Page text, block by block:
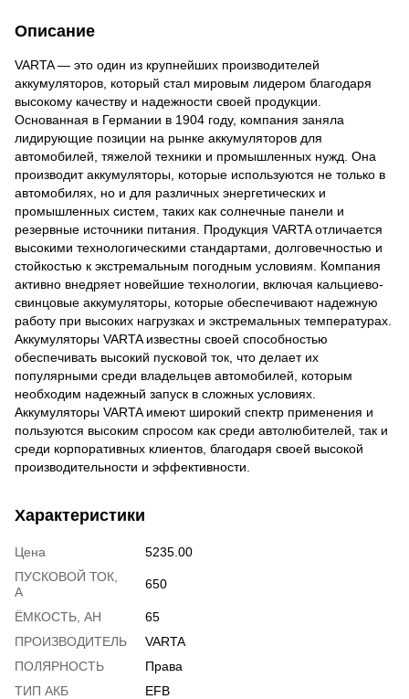
Описание
VARTA — это один из крупнейших производителей
аккумуляторов, который стал мировым лидером благодаря
высокому качеству и надежности своей продукции.
Основанная в Германии в 1904 году, компания заняла
лидирующие позиции на рынке аккумуляторов для
автомобилей, тяжелой техники и промышленных нужд. Она
производит аккумуляторы, которые используются не только в
автомобилях, но и для различных энергетических и
промышленных систем, таких как солнечные панели и
резервные источники питания. Продукция VARTA отличается
высокими технологическими стандартами, долговечностью и
стойкостью к экстремальным погодным условиям. Компания
активно внедряет новейшие технологии, включая кальциево-
свинцовые аккумуляторы, которые обеспечивают надежную
работу при высоких нагрузках и экстремальных температурах.
Аккумуляторы VARTA известны своей способностью
обеспечивать высокий пусковой ток, что делает их
популярными среди владельцев автомобилей, которым
необходим надежный запуск в сложных условиях.
Аккумуляторы VARTA имеют широкий спектр применения и
пользуются высоким спросом как среди автолюбителей, так и
среди корпоративных клиентов, благодаря своей высокой
производительности и эффективности.
Характеристики
Цена
5235.00
ПУСКОВОЙ ТОК,
А
650
ЁМКОСТЬ, АH
65
ПРОИЗВОДИТЕЛЬ
VARTA
ПОЛЯРНОСТЬ
Права
ТИП АКБ
EFB